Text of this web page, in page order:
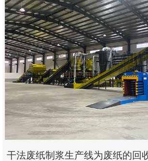
限
公
司
豫
ICP
备
19020390
号-1
干法废纸制浆生产线为废纸的回